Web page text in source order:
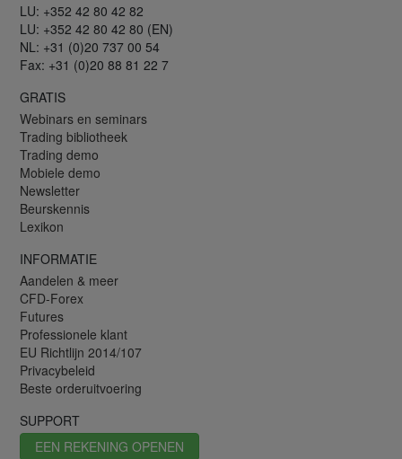
LU: +352 42 80 42 82
LU: +352 42 80 42 80 (EN)
NL: +31 (0)20 737 00 54
Fax: +31 (0)20 88 81 22 7
GRATIS
Webinars en seminars
Trading bibliotheek
Trading demo
Mobiele demo
Newsletter
Beurskennis
Lexikon
INFORMATIE
Aandelen & meer
CFD-Forex
Futures
Professionele klant
EU Richtlijn 2014/107
Privacybeleid
Beste orderuitvoering
SUPPORT
EEN REKENING OPENEN